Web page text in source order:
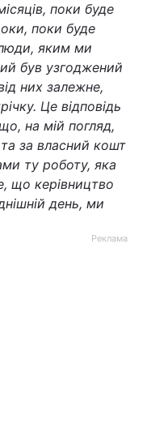
поки буде
поки буде
яким ми
був узгоджений
них залежне,
Це відповідь
на мій погляд,
за власний кошт
ту роботу, яка
що керівництво
день, ми
Реклама